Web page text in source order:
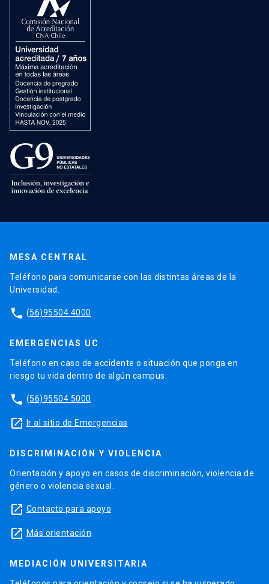
MESA CENTRAL
Teléfono para comunicarse con las distintas áreas de la
Universidad.
phone (56)95504 4000
EMERGENCIAS UC
Teléfono en caso de accidente o situación que ponga en
riesgo tu vida dentro de algún campus.
phone (56)95504 5000
launch Ir al sitio de Emergencias
DISCRIMINACIÓN Y VIOLENCIA
Orientación y apoyo en casos de discriminación, violencia de
género o violencia sexual.
launch Contacto para apoyo
launch Más orientación
MEDIACIÓN UNIVERSITARIA